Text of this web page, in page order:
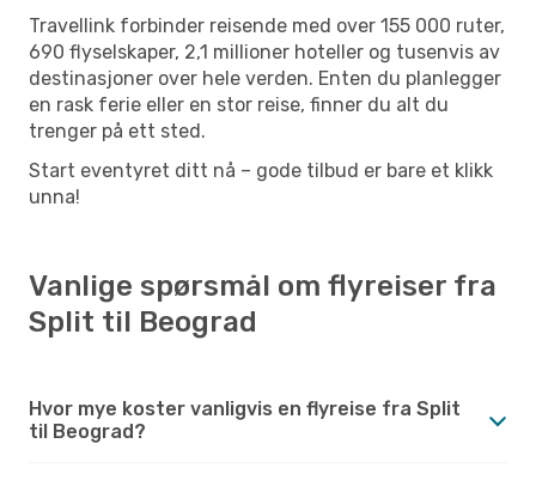
Travellink forbinder reisende med over 155 000 ruter,
690 flyselskaper, 2,1 millioner hoteller og tusenvis av
destinasjoner over hele verden. Enten du planlegger
en rask ferie eller en stor reise, finner du alt du
trenger på ett sted.
Start eventyret ditt nå – gode tilbud er bare et klikk
unna!
Vanlige spørsmål om flyreiser fra
Split til Beograd
Hvor mye koster vanligvis en flyreise fra Split
til Beograd?